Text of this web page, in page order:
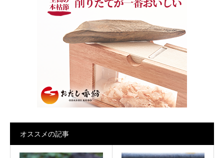
オススメの記事